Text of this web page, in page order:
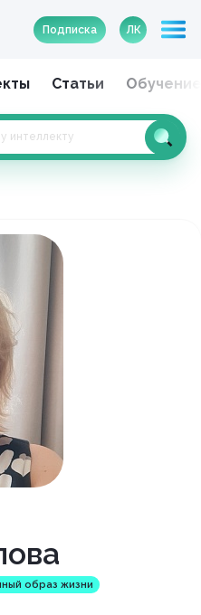
Подписка ЛК
Статьи Обучение
образ жизни